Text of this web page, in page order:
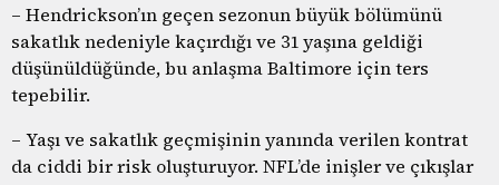
– Hendrickson’ın geçen sezonun büyük bölümünü
sakatlık nedeniyle kaçırdığı ve 31 yaşına geldiği
düşünüldüğünde, bu anlaşma Baltimore için ters
tepebilir.
– Yaşı ve sakatlık geçmişinin yanında verilen kontrat
da ciddi bir risk oluşturuyor. NFL’de inişler ve çıkışlar